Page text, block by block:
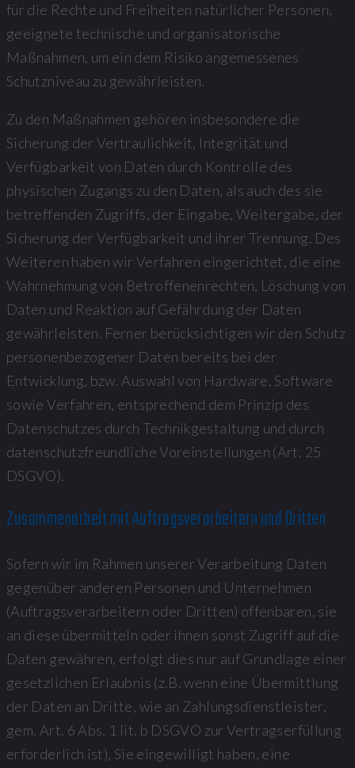
für die Rechte und Freiheiten natürlicher Personen,
geeignete technische und organisatorische
Maßnahmen, um ein dem Risiko angemessenes
Schutzniveau zu gewährleisten.
Zu den Maßnahmen gehören insbesondere die
Sicherung der Vertraulichkeit, Integrität und
Verfügbarkeit von Daten durch Kontrolle des
physischen Zugangs zu den Daten, als auch des sie
betreffenden Zugriffs, der Eingabe, Weitergabe, der
Sicherung der Verfügbarkeit und ihrer Trennung. Des
Weiteren haben wir Verfahren eingerichtet, die eine
Wahrnehmung von Betroffenenrechten, Löschung von
Daten und Reaktion auf Gefährdung der Daten
gewährleisten. Ferner berücksichtigen wir den Schutz
personenbezogener Daten bereits bei der
Entwicklung, bzw. Auswahl von Hardware, Software
sowie Verfahren, entsprechend dem Prinzip des
Datenschutzes durch Technikgestaltung und durch
datenschutzfreundliche Voreinstellungen (Art. 25
DSGVO).
Zusammenarbeit mit Auftragsverarbeitern und Dritten
Sofern wir im Rahmen unserer Verarbeitung Daten
gegenüber anderen Personen und Unternehmen
(Auftragsverarbeitern oder Dritten) offenbaren, sie
an diese übermitteln oder ihnen sonst Zugriff auf die
Daten gewähren, erfolgt dies nur auf Grundlage einer
gesetzlichen Erlaubnis (z.B. wenn eine Übermittlung
der Daten an Dritte, wie an Zahlungsdienstleister,
gem. Art. 6 Abs. 1 lit. b DSGVO zur Vertragserfüllung
erforderlich ist), Sie eingewilligt haben, eine